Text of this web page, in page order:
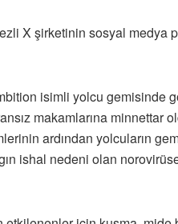
X şirketinin sosyal medya
isimli yolcu gemisinde
makamlarına minnettar
ardından yolcuların
ishal nedeni olan